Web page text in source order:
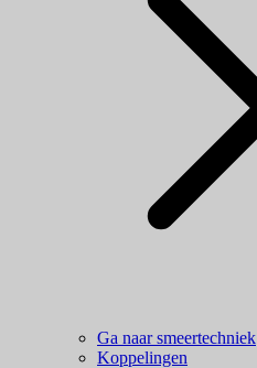
Ga naar smeertechniek
Koppelingen